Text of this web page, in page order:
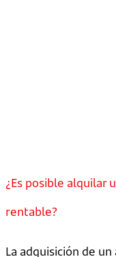
¿Es posible alquilar
rentable?
La adquisición de